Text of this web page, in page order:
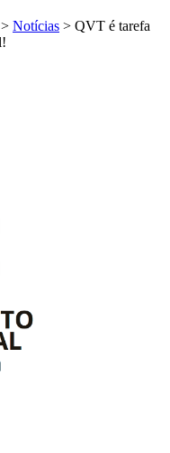
> Notícias > QVT é tarefa